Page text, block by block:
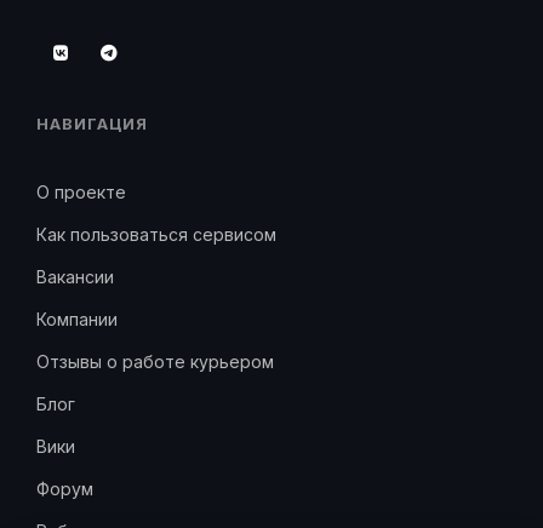
НАВИГАЦИЯ
О проекте
Как пользоваться сервисом
Вакансии
Компании
Отзывы о работе курьером
Блог
Вики
Форум